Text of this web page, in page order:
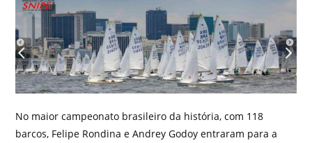
No maior campeonato brasileiro da história, com 118
barcos, Felipe Rondina e Andrey Godoy entraram para a